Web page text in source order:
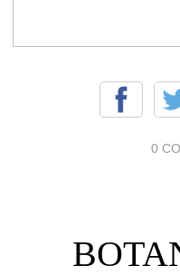
0